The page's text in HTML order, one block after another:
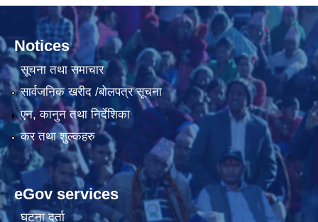
Notices
सूचना तथा समाचार
सार्वजनिक खरीद /बोलपत्र सूचना
एन, कानुन तथा निर्देशिका
कर तथा शुल्कहरु
eGov services
घटना दर्ता